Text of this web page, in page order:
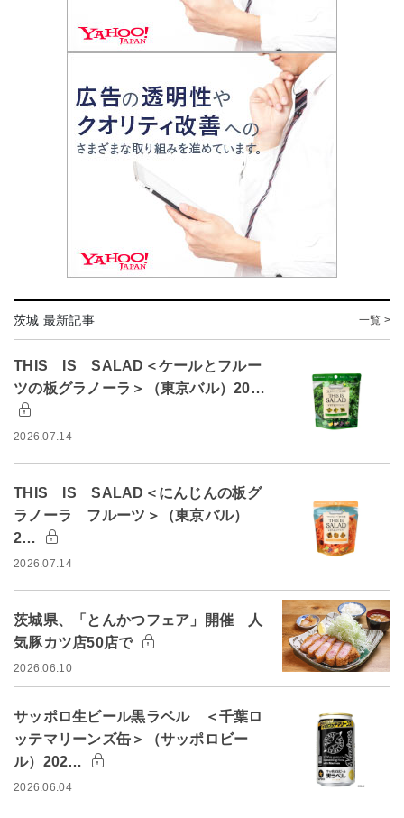
茨城 最新記事 一覧 >
THIS IS SALAD＜ケールとフルー
ツの板グラノーラ＞（東京バル）20…
2026.07.14
THIS IS SALAD＜にんじんの板グ
ラノーラ フルーツ＞（東京バル）
2…
2026.07.14
茨城県、「とんかつフェア」開催 人
気豚カツ店50店で
2026.06.10
サッポロ生ビール黒ラベル ＜千葉ロ
ッテマリーンズ缶＞（サッポロビー
ル）202…
2026.06.04